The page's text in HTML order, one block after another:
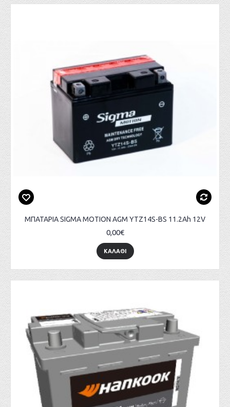
ΜΠΑΤΑΡΙΑ SIGMA MOTION AGM YTZ14S-BS 11.2Ah 12V
0,00€
ΚΑΛΑΘΙ